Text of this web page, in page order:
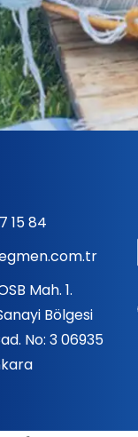
15 84
Mah. 1.
Bölgesi
No: 3 06935